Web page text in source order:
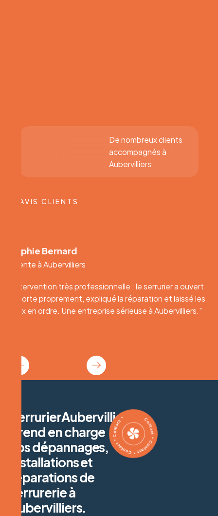
De nombreux clients
accompagnés à
Aubervilliers
AVIS CLIENTS
professionnelle : le serrurier a ouvert
expliqué la réparation et laissé les
entreprise sérieuse à Aubervilliers."
"Intervention très
la porte
lieux en ordre. Une
SerrurierAubervilliers.fr
prend en charge
vos dépannages,
installations et
réparations de
serrurerie à
Aubervilliers.
Contact * Contact * Contact * Contact *